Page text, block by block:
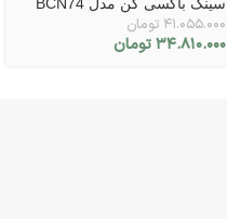
سینک باکسی کن مدل BCN74
۴۱.۰۵۵.۰۰۰ تومان
۳۴.۸۱۰.۰۰۰تومان